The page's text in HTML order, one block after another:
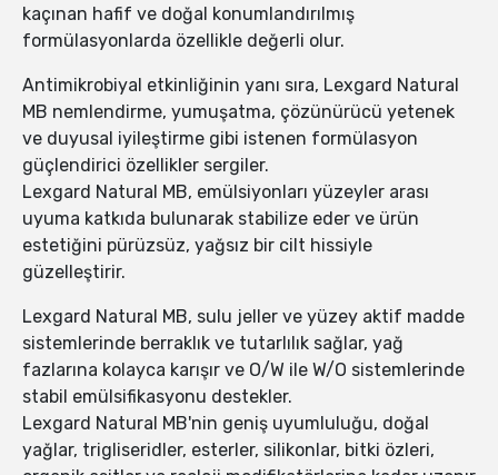
kaçınan hafif ve doğal konumlandırılmış
formülasyonlarda özellikle değerli olur.
Antimikrobiyal etkinliğinin yanı sıra, Lexgard Natural
MB nemlendirme, yumuşatma, çözünürücü yetenek
ve duyusal iyileştirme gibi istenen formülasyon
güçlendirici özellikler sergiler.
Lexgard Natural MB, emülsiyonları yüzeyler arası
uyuma katkıda bulunarak stabilize eder ve ürün
estetiğini pürüzsüz, yağsız bir cilt hissiyle
güzelleştirir.
Lexgard Natural MB, sulu jeller ve yüzey aktif madde
sistemlerinde berraklık ve tutarlılık sağlar, yağ
fazlarına kolayca karışır ve O/W ile W/O sistemlerinde
stabil emülsifikasyonu destekler.
Lexgard Natural MB'nin geniş uyumluluğu, doğal
yağlar, trigliseridler, esterler, silikonlar, bitki özleri,